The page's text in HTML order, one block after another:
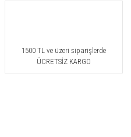
1500 TL ve üzeri siparişlerde
ÜCRETSİZ KARGO